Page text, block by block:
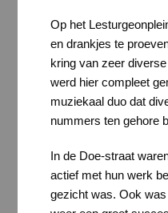
Op het
en drankjes te
kring van zeer
werd hier compleet
muziekaal duo dat
nummers ten gehore
In de Doe-straat
actief met hun werk
gezicht was. Ook